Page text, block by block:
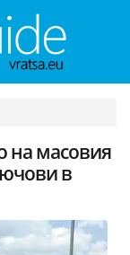
на масовия
в